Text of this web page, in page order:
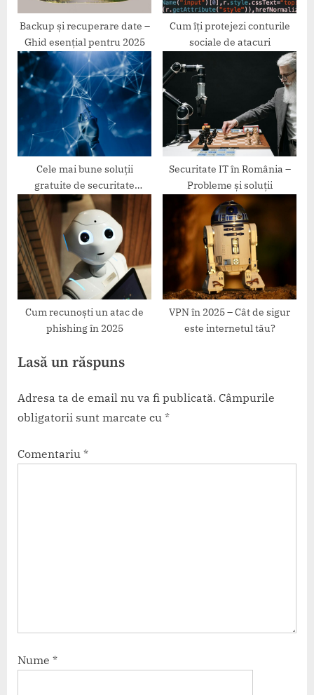
:
Backup și recuperare date –
Ghid esențial pentru 2025
Cum îți protejezi conturile
sociale de atacuri
Cele mai bune soluții
gratuite de securitate
digitală
Securitate IT în România –
Probleme și soluții
Cum recunoști un atac de
phishing în 2025
VPN în 2025 – Cât de sigur
este internetul tău?
Lasă un răspuns
Adresa ta de email nu va fi publicată. Câmpurile
obligatorii sunt marcate cu *
Comentariu *
Nume *